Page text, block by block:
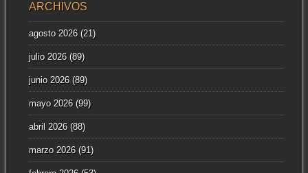
ARCHIVOS
agosto 2026(21)
julio 2026(89)
junio 2026(89)
mayo 2026(99)
abril 2026(88)
marzo 2026(91)